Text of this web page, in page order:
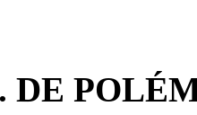
DE